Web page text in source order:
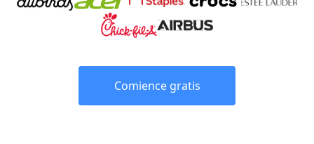
Comience gratis